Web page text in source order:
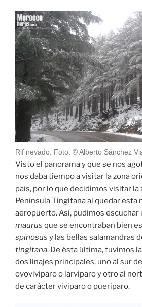
Rif nevado. Foto: © Alberto Sánchez
Visto el panorama y que se nos
nos daba tiempo a visitar la zona
país, por lo que decidimos visitar la
Península Tingitana al quedar esta
aeropuerto. Así, pudimos escuchar
maurus que se encontraban bien
spinosus y las bellas salamandras
tingitana. De ésta última, tuvimos
dos linajes principales, uno al sur
ovoviviparo o larviparo y otro al
de carácter viviparo o pueriparo.